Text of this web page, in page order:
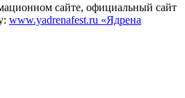
сайте, официальный сайт
www.yadrenafest.ru «Ядрена